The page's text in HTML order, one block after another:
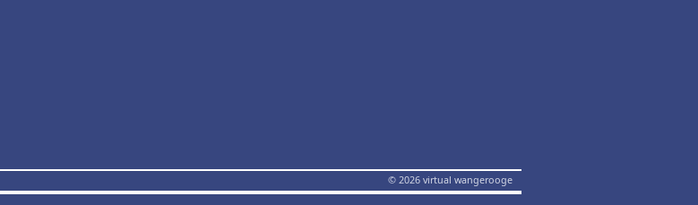
© 2026 virtual wangerooge